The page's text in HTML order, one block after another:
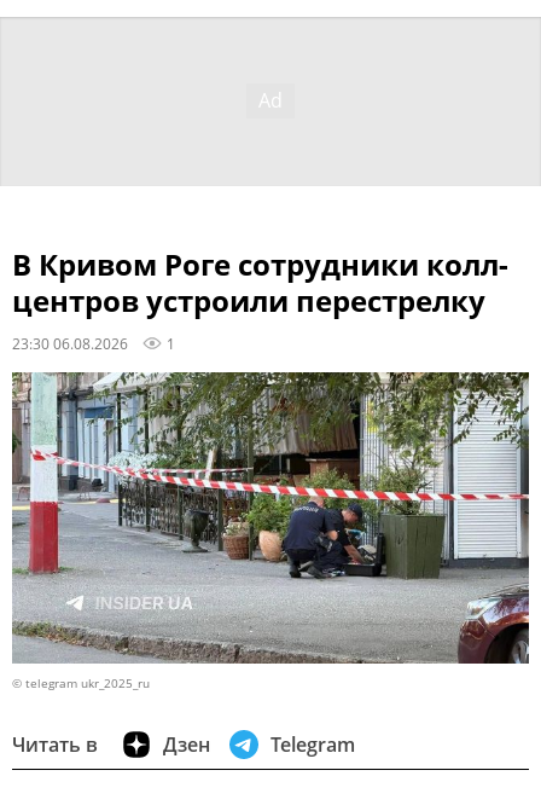
В Кривом Роге сотрудники колл-
центров устроили перестрелку
23:30 06.08.2026 1
© telegram ukr_2025_ru
Читать в Дзен Telegram